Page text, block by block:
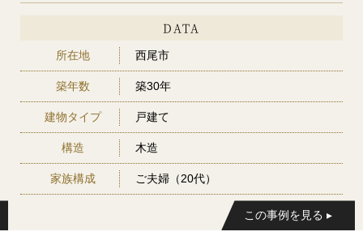
DATA
所在地 西尾市
築年数 築30年
建物タイプ 戸建て
構造 木造
家族構成 ご夫婦（20代）